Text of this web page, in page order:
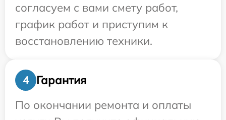
согласуем с вами смету работ,
график работ и приступим к
восстановлению техники.
4
Гарантия
По окончании ремонта и оплаты